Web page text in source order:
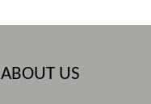
ABOUT US